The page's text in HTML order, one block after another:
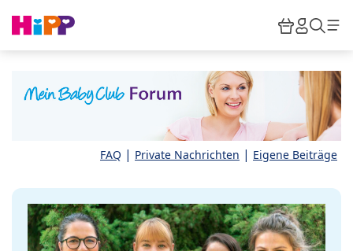
HiPP
FAQ | Private Nachrichten | Eigene Beiträge